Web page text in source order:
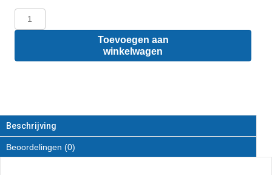
Citroën
Nemo
Sidebars
Toevoegen aan
winkelwagen
Beschrijving
Beoordelingen (0)